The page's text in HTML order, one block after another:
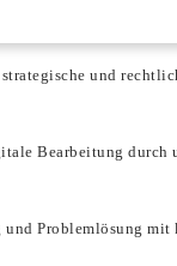
und
Bearbeitung durch
Problemlösung mit